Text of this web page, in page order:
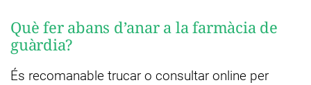
Què fer abans d’anar a la farmàcia de
guàrdia?
És recomanable trucar o consultar online per